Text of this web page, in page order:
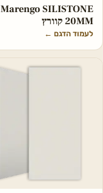
Marengo SILISTONE
20MM קוורץ
לעמוד הדגם ←